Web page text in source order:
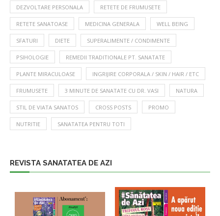
DEZVOLTARE PERSONALA RETETE DE FRUMUSETE
RETETE SANATOASE MEDICINA GENERALA WELL BEING
SFATURI DIETE SUPERALIMENTE / CONDIMENTE
PSIHOLOGIE REMEDII TRADITIONALE PT. SANATATE
PLANTE MIRACULOASE INGRIJIRE CORPORALA / SKIN / HAIR / ETC
FRUMUSETE 3 MINUTE DE SANATATE CU DR. VASI NATURA
STIL DE VIATA SANATOS CROSS POSTS PROMO
NUTRITIE SANATATEA PENTRU TOTI
REVISTA SANATATEA DE AZI